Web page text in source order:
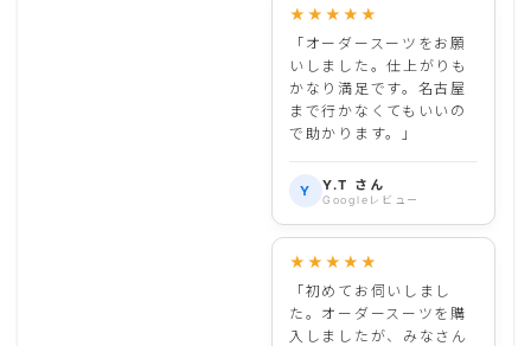
★★★★★
「オーダースーツをお願
いしました。仕上がりも
かなり満足です。名古屋
まで行かなくてもいいの
で助かります。」
Y Y.T さん
Googleレビュー
★★★★★
「初めてお伺いしまし
た。オーダースーツを購
入しましたが、みなさん